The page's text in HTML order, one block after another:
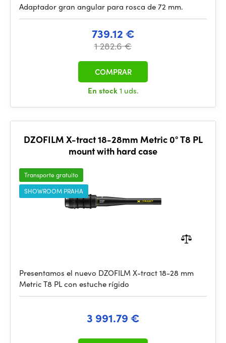
Adaptador gran angular para rosca de 72 mm.
739.12 €
1 282.6 €
En stock1 uds.
COMPRAR
DZOFILM X-tract 18-28mm Metric 0° T8 PL
mount with hard case
Transporte gratuito
SHOWROOM PRAHA
Presentamos el nuevo DZOFILM X-tract 18-28 mm
Metric T8 PL con estuche rígido
3 991.79 €